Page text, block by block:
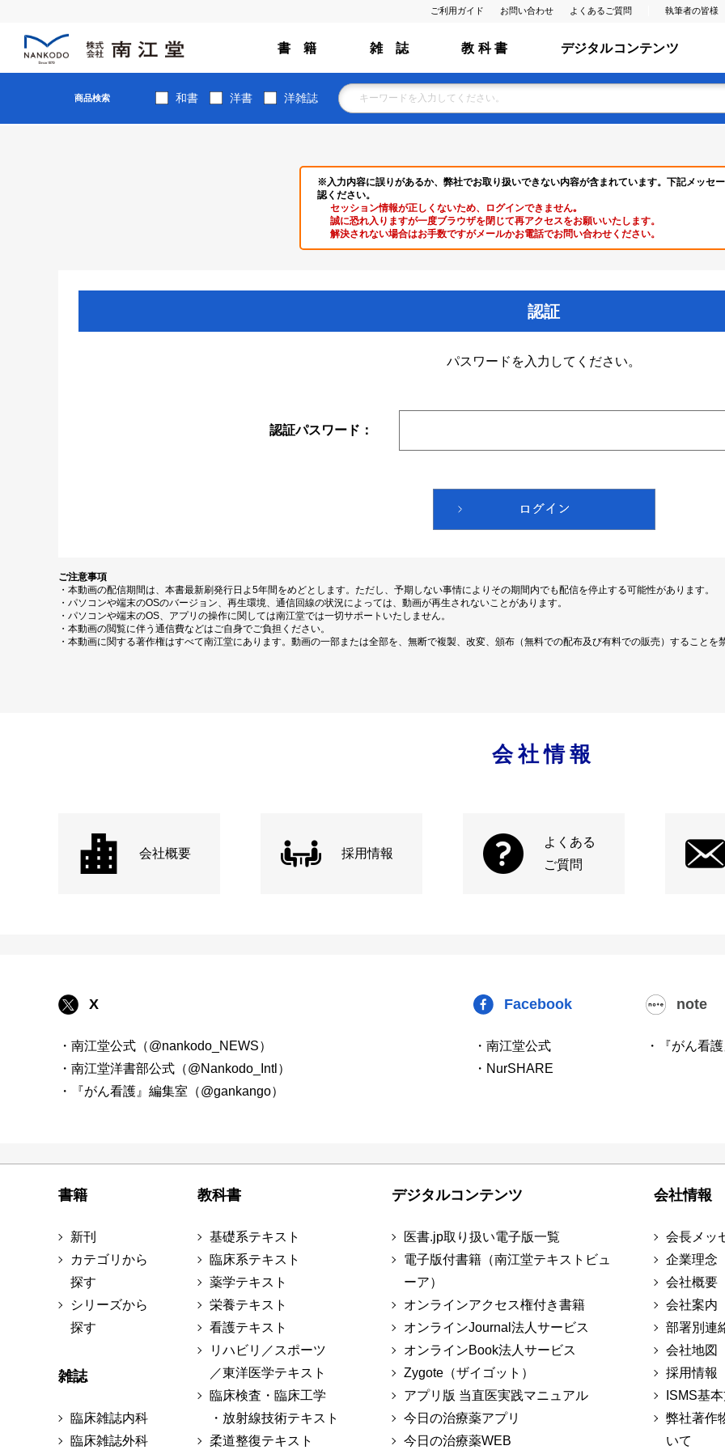
ご利用ガイド お問い合わせ よくあるご質問 執筆者の皆様
書 籍 雑 誌 教 科 書 デジタルコンテンツ
商品検索 和書 洋書 洋雑誌
※入力内容に誤りがあるか、弊社でお取り扱いできない内容が含まれています。下記メッセ
認ください。
セッション情報が正しくないため、ログインできません｡
誠に恐れ入りますが一度ブラウザを閉じて再アクセスをお願いいたします。
解決されない場合はお手数ですがメールかお電話でお問い合わせください。
認証
パスワードを入力してください。
認証パスワード：
ご注意事項
・本動画の配信期間は、本書最新刷発行日よ5年間をめどとします。ただし、予期しない事情によりその期間内でも配信を停止する可能性があります。
・パソコンや端末のOSのバージョン、再生環境、通信回線の状況によっては、動画が再生されないことがあります。
・パソコンや端末のOS、アプリの操作に関しては南江堂では一切サポートいたしません。
・本動画の閲覧に伴う通信費などはご自身でご負担ください。
・本動画に関する著作権はすべて南江堂にあります。動画の一部または全部を、無断で複製、改変、頒布（無料での配布及び有料での販売）することを
会社情報
会社概要 採用情報
よくある
ご質問
X
・南江堂公式（@nankodo_NEWS）
・南江堂洋書部公式（@Nankodo_Intl）
・『がん看護』編集室（@gankango）
Facebook
・南江堂公式
・NurSHARE
note
・『がん看
書籍
新刊
カテゴリから
探す
シリーズから
探す
雑誌
臨床雑誌内科
臨床雑誌外科
教科書
基礎系テキスト
臨床系テキスト
薬学テキスト
栄養テキスト
看護テキスト
リハビリ／スポーツ
／東洋医学テキスト
臨床検査・臨床工学
・放射線技術テキスト
柔道整復テキスト
デジタルコンテンツ
医書.jp取り扱い電子版一覧
電子版付書籍（南江堂テキストビュ
ーア）
オンラインアクセス権付き書籍
オンラインJournal法人サービス
オンラインBook法人サービス
Zygote（ザイゴット）
アプリ版 当直医実践マニュアル
今日の治療薬アプリ
今日の治療薬WEB
会社情報
会長メッ
企業理念
会社概要
会社案内
部署別連
会社地図
採用情報
ISMS基
弊社著作
いて